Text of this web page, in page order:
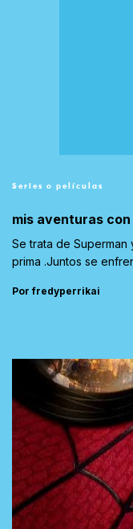
Series o películas
mis aventuras
Se trata de Superman
prima .Juntos se
Por fredyperrikai